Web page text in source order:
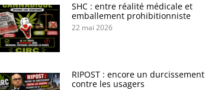
SHC : entre réalité médicale et
emballement prohibitionniste
22 mai 2026
RIPOST : encore un durcissement
contre les usagers